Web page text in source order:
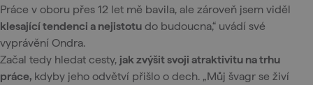
Práce v oboru přes 12 let mě bavila, ale zároveň jsem viděl
klesající tendenci a nejistotu do budoucna,“ uvádí své
vyprávění Ondra.
Začal tedy hledat cesty, jak zvýšit svoji atraktivitu na trhu
práce, kdyby jeho odvětví přišlo o dech. „Můj švagr se živí